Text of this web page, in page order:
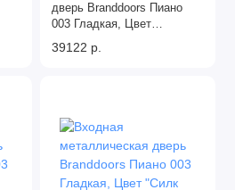
дверь Branddoors Пиано
003 Гладкая, Цвет
"Антрацит"
39122 р.